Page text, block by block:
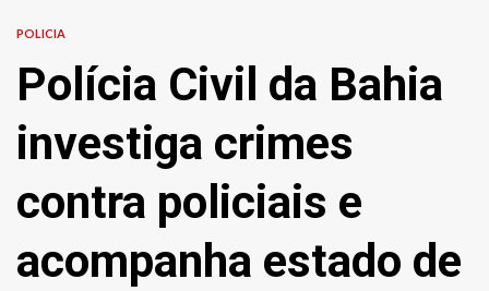
POLICIA
Polícia Civil da Bahia
investiga crimes
contra policiais e
acompanha estado de